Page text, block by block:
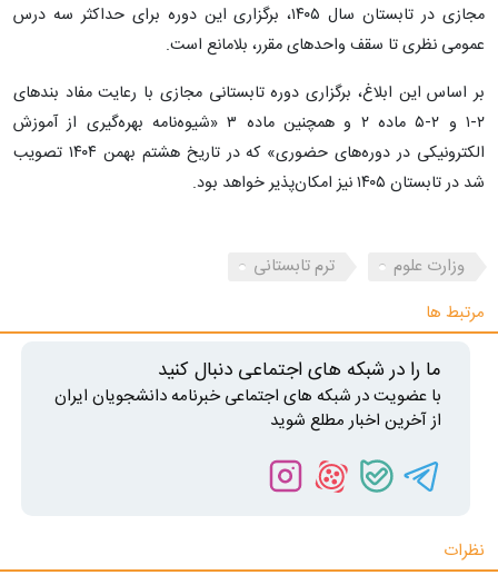
مجازی در تابستان سال ۱۴۰۵، برگزاری این دوره برای حداکثر سه درس
عمومی نظری تا سقف واحدهای مقرر، بلامانع است.
بر اساس این ابلاغ، برگزاری دوره تابستانی مجازی با رعایت مفاد بندهای
۲-۱ و ۲-۵ ماده ۲ و همچنین ماده ۳ «شیوه‌نامه بهره‌گیری از آموزش
الکترونیکی در دوره‌های حضوری» که در تاریخ هشتم بهمن ۱۴۰۴ تصویب
شد در تابستان ۱۴۰۵ نیز امکان‌پذیر خواهد بود.
وزارت علوم
ترم تابستانی
مرتبط ها
ما را در شبکه های اجتماعی دنبال کنید
با عضویت در شبکه های اجتماعی خبرنامه دانشجویان ایران
از آخرین اخبار مطلع شوید
نظرات